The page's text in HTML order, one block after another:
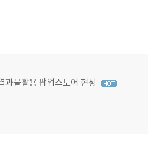
과물활용 팝업스토어 현장